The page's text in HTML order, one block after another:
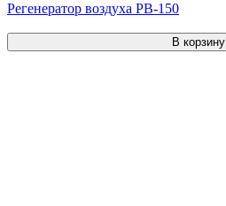
Регенератор воздуха РВ-150
В корзину